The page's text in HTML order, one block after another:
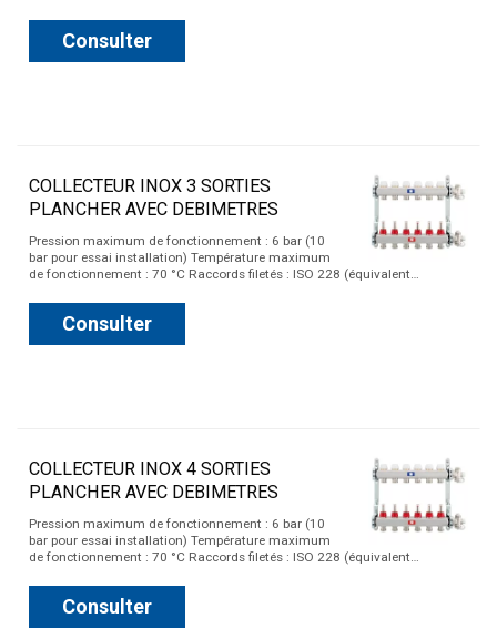
Consulter
COLLECTEUR INOX 3 SORTIES
PLANCHER AVEC DEBIMETRES
Pression maximum de fonctionnement : 6 bar (10
bar pour essai installation) Température maximum
de fonctionnement : 70 °C Raccords filetés : ISO 228 (équivalent…
Consulter
COLLECTEUR INOX 4 SORTIES
PLANCHER AVEC DEBIMETRES
Pression maximum de fonctionnement : 6 bar (10
bar pour essai installation) Température maximum
de fonctionnement : 70 °C Raccords filetés : ISO 228 (équivalent…
Consulter